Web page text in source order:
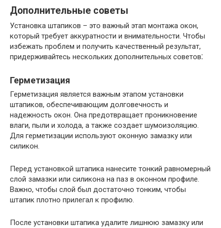
Дополнительные советы
Установка штапиков – это важный этап монтажа окон,
который требует аккуратности и внимательности. Чтобы
избежать проблем и получить качественный результат,
придерживайтесь нескольких дополнительных советов⁚
Герметизация
Герметизация является важным этапом установки
штапиков, обеспечивающим долговечность и
надежность окон. Она предотвращает проникновение
влаги, пыли и холода, а также создает шумоизоляцию.
Для герметизации используют оконную замазку или
силикон.
Перед установкой штапика нанесите тонкий равномерный
слой замазки или силикона на паз в оконном профиле.
Важно, чтобы слой был достаточно тонким, чтобы
штапик плотно прилегал к профилю.
После установки штапика удалите лишнюю замазку или